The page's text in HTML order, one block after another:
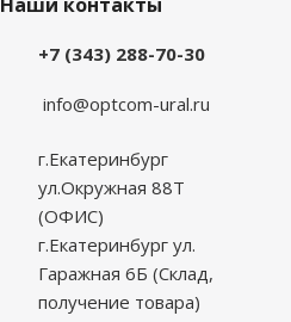
+7 (343) 288-70-30
info@optcom-ural.ru
г.Екатеринбург
ул.Окружная 88Т
(ОФИС)
г.Екатеринбург ул.
Гаражная 6Б (Склад,
получение товара)